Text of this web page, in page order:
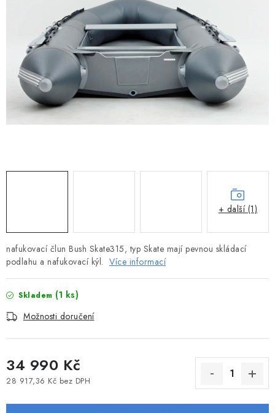
NAFUKOVACÍ ČLUNY
MOTOROVÉ ČLUNY
LODNÍ ELEKTROMOTORY
PRAMICE A MOTOROVÉ VESLICE
KAJAKY, KÁNOE A RAFTY
KATAMARÁNY - PONTON BOAT
PŘÍSLUŠENSTVÍ K ČLUNŮM
nafukovací člun Bush Skate315, typ Skate mají pevnou skládací
podlahu a nafukovací kýl. Více informací
Skladem (1 ks)
Možnosti doručení
34 990 Kč
28 917,36 Kč bez DPH
+ další (1)